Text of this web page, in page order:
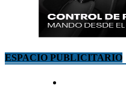
ESPACIO PUBLICITARIO